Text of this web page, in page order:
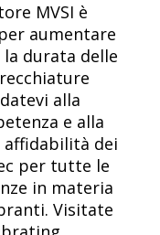
MVSI è
aumentare
la durata delle
alla
e alla
dei
per tutte le
in materia
Visitate